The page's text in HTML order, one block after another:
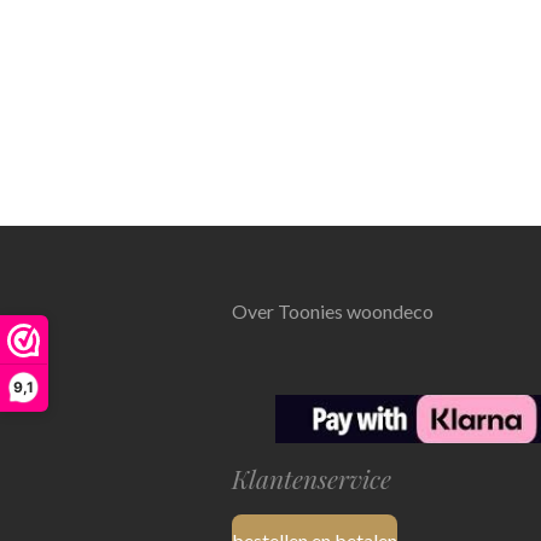
9,1
Over Toonies woondeco
Klantenservice